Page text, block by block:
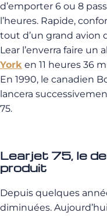
d’emporter 6 ou 8
l’heures. Rapide,
tout d’un grand avion
Lear l’enverra faire un
York en 11 heures 36
En 1990, le canadien
lancera
75.
Learjet 75, le
produit
Depuis quelques
diminuées.